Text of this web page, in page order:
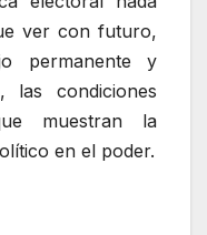
ver con futuro,
permanente y
las condiciones
muestran la
en el poder.